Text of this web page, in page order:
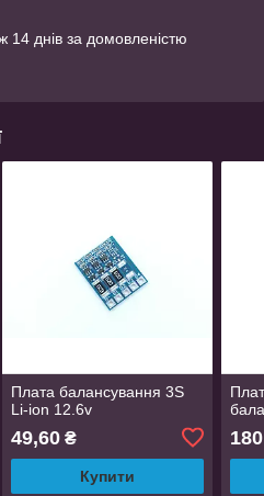
днів за домовленістю
Плата балансування 3S
Li-ion 12.6v
49,60₴
Купити